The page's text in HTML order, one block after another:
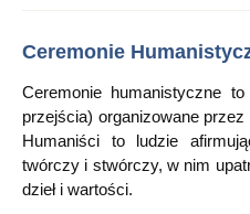
Ceremonie
Ceremonie humanistyczne to
przejścia) organizowane
Humaniści to ludzie
twórczy i stwórczy, w nim
dzieł i wartości.